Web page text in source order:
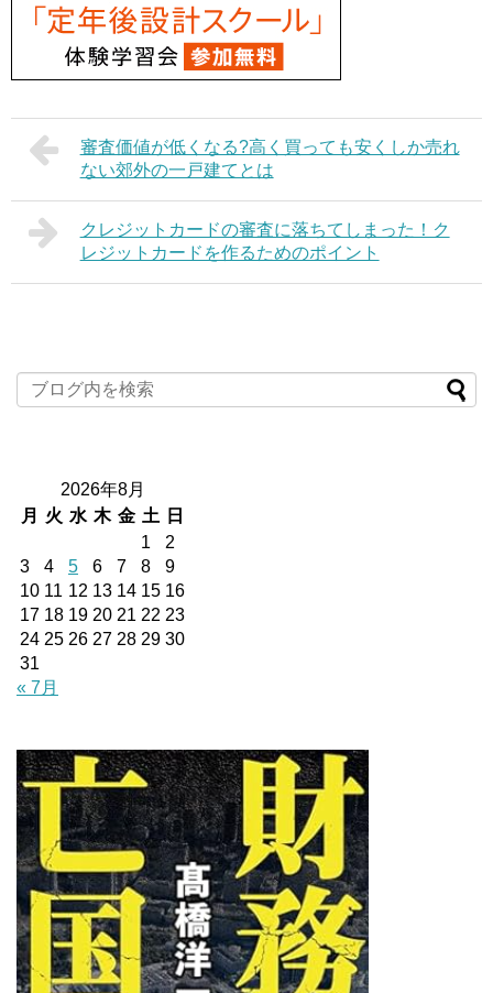
審査価値が低くなる?高く買っても安くしか売れ
ない郊外の一戸建てとは
クレジットカードの審査に落ちてしまった！ク
レジットカードを作るためのポイント
2026年8月
月
火 水 木 金 土
日
1
2
3
4 5 6 7 8
9
10 11 12 13 14 15 16
17 18 19 20 21 22 23
24 25 26 27 28 29 30
31
« 7月